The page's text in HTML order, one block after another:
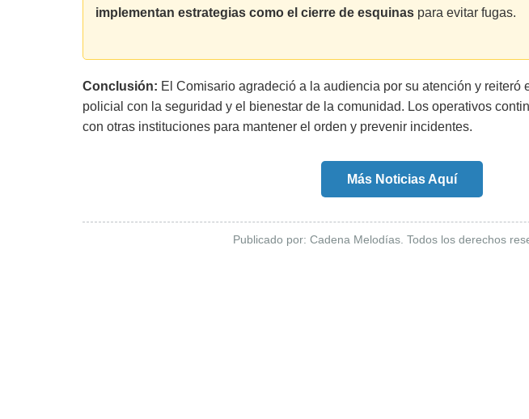
implementan estrategias como el cierre de esquinas para evitar fugas.
Conclusión: El Comisario agradeció a la audiencia por su atención y reiteró
policial con la seguridad y el bienestar de la comunidad. Los operativos
con otras instituciones para mantener el orden y prevenir incidentes.
Más Noticias Aquí
Publicado por: Cadena Melodías. Todos los derechos